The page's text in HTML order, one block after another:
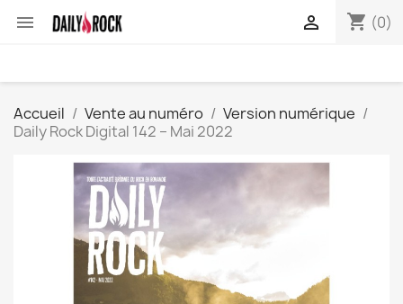
 shopping_cart (0)

Accueil Vente au numéro
Version numérique
Daily Rock Digital 142 – Mai 2022